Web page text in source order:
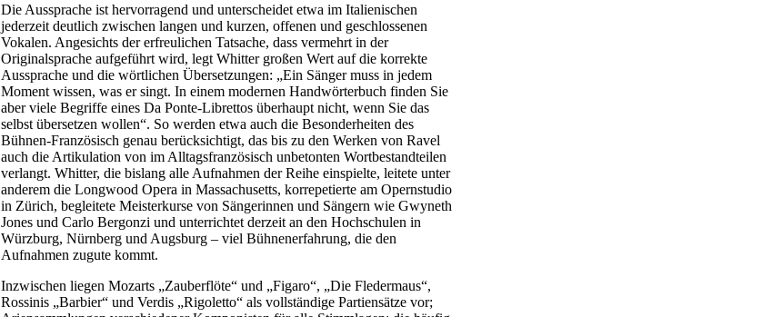
Die Aussprache ist hervorragend und unterscheidet etwa im Italienischen
jederzeit deutlich zwischen langen und kurzen, offenen und geschlossenen
Vokalen. Angesichts der erfreulichen Tatsache, dass vermehrt in der
Originalsprache aufgeführt wird, legt Whitter großen Wert auf die korrekte
Aussprache und die wörtlichen Übersetzungen: „Ein Sänger muss in jedem
Moment wissen, was er singt. In einem modernen Handwörterbuch finden Sie
aber viele Begriffe eines Da Ponte-Librettos überhaupt nicht, wenn Sie das
selbst übersetzen wollen“. So werden etwa auch die Besonderheiten des
Bühnen-Französisch genau berücksichtigt, das bis zu den Werken von Ravel
auch die Artikulation von im Alltagsfranzösisch unbetonten Wortbestandteilen
verlangt. Whitter, die bislang alle Aufnahmen der Reihe einspielte, leitete unter
anderem die Longwood Opera in Massachusetts, korrepetierte am Opernstudio
in Zürich, begleitete Meisterkurse von Sängerinnen und Sängern wie Gwyneth
Jones und Carlo Bergonzi und unterrichtet derzeit an den Hochschulen in
Würzburg, Nürnberg und Augsburg – viel Bühnenerfahrung, die den
Aufnahmen zugute kommt.
Inzwischen liegen Mozarts „Zauberflöte“ und „Figaro“, „Die Fledermaus“,
Rossinis „Barbier“ und Verdis „Rigoletto“ als vollständige Partiensätze vor;